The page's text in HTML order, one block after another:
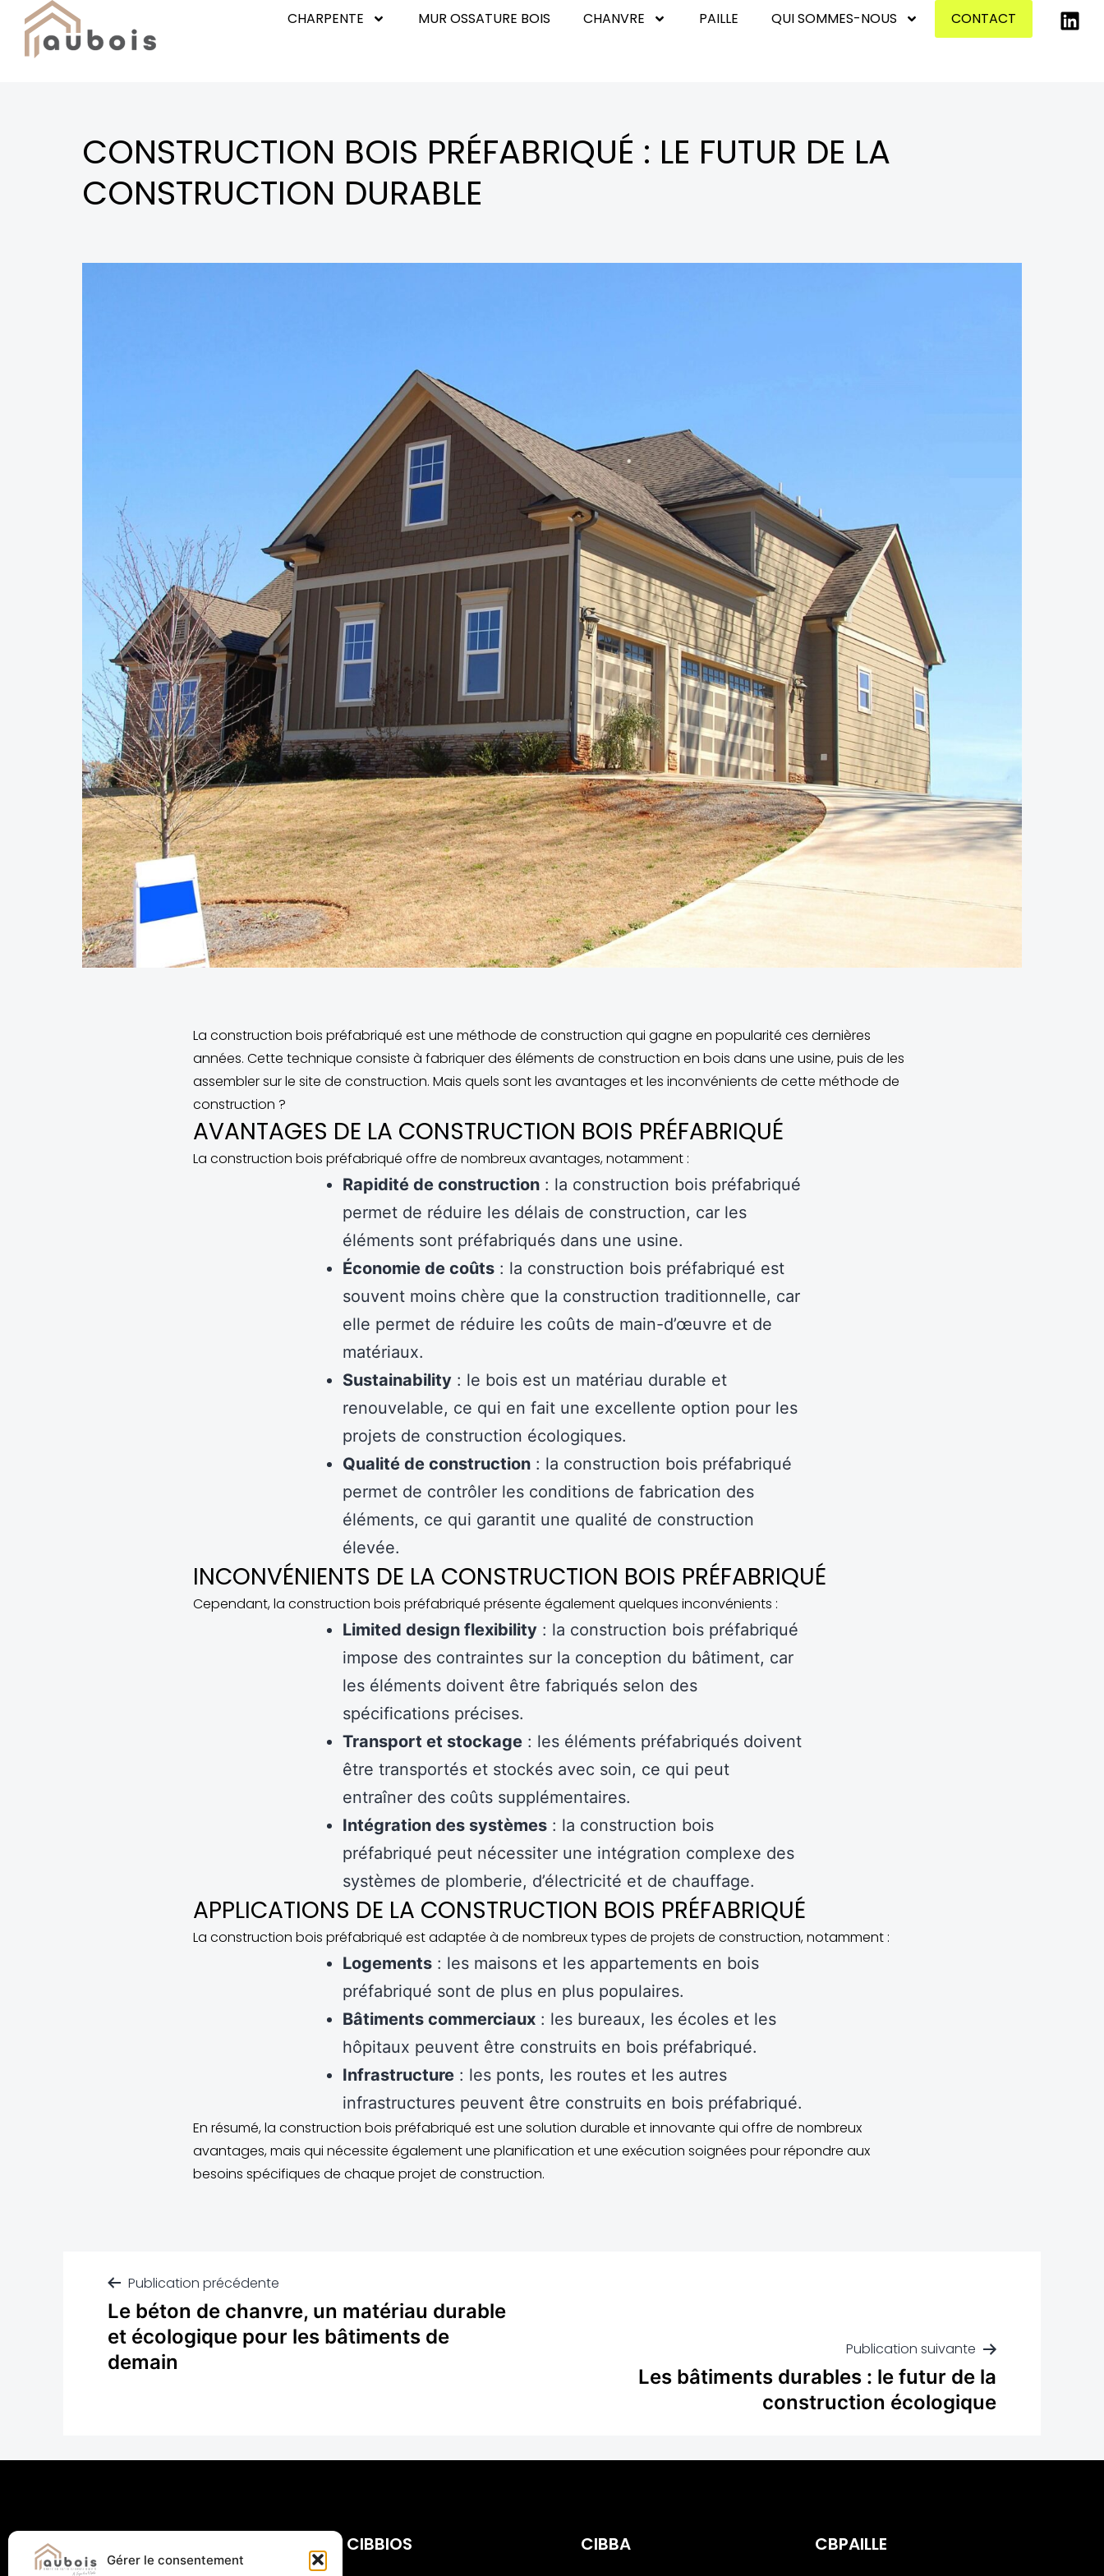
Gérer le consentement
CHARPENTE MUR OSSATURE BOIS CHANVRE PAILLE QUI SOMMES-NOUS CONTACT
CONSTRUCTION BOIS PRÉFABRIQUÉ : LE FUTUR DE LA
CONSTRUCTION DURABLE
La construction bois préfabriqué est une méthode de construction qui gagne en popularité ces dernières
années. Cette technique consiste à fabriquer des éléments de construction en bois dans une usine, puis de les
assembler sur le site de construction. Mais quels sont les avantages et les inconvénients de cette méthode de
construction ?
AVANTAGES DE LA CONSTRUCTION BOIS PRÉFABRIQUÉ
La construction bois préfabriqué offre de nombreux avantages, notamment :
Rapidité de construction : la construction bois préfabriqué
permet de réduire les délais de construction, car les
éléments sont préfabriqués dans une usine.
Économie de coûts : la construction bois préfabriqué est
souvent moins chère que la construction traditionnelle, car
elle permet de réduire les coûts de main-d’œuvre et de
matériaux.
Sustainability : le bois est un matériau durable et
renouvelable, ce qui en fait une excellente option pour les
projets de construction écologiques.
Qualité de construction : la construction bois préfabriqué
permet de contrôler les conditions de fabrication des
éléments, ce qui garantit une qualité de construction
élevée.
INCONVÉNIENTS DE LA CONSTRUCTION BOIS PRÉFABRIQUÉ
Cependant, la construction bois préfabriqué présente également quelques inconvénients :
Limited design flexibility : la construction bois préfabriqué
impose des contraintes sur la conception du bâtiment, car
les éléments doivent être fabriqués selon des
spécifications précises.
Transport et stockage : les éléments préfabriqués doivent
être transportés et stockés avec soin, ce qui peut
entraîner des coûts supplémentaires.
Intégration des systèmes : la construction bois
préfabriqué peut nécessiter une intégration complexe des
systèmes de plomberie, d’électricité et de chauffage.
APPLICATIONS DE LA CONSTRUCTION BOIS PRÉFABRIQUÉ
La construction bois préfabriqué est adaptée à de nombreux types de projets de construction, notamment :
Logements : les maisons et les appartements en bois
préfabriqué sont de plus en plus populaires.
Bâtiments commerciaux : les bureaux, les écoles et les
hôpitaux peuvent être construits en bois préfabriqué.
Infrastructure : les ponts, les routes et les autres
infrastructures peuvent être construits en bois préfabriqué.
En résumé, la construction bois préfabriqué est une solution durable et innovante qui offre de nombreux
avantages, mais qui nécessite également une planification et une exécution soignées pour répondre aux
besoins spécifiques de chaque projet de construction.
Publication précédente
Le béton de chanvre, un matériau durable
et écologique pour les bâtiments de
demain
Publication suivante
Les bâtiments durables : le futur de la
construction écologique
CIBBIOS CIBBA CBPAILLE